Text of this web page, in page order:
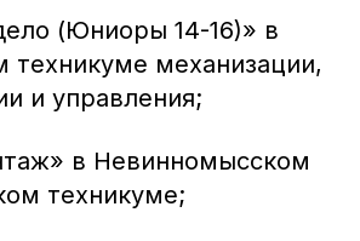
(Юниоры 14-16)» в
техникуме механизации,
и управления;
в Невинномысском
техникуме;